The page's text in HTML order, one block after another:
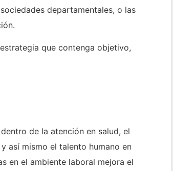
departamentales, o las
que contenga objetivo,
de la atención en salud, el
así mismo el talento humano en
en el ambiente laboral mejora el